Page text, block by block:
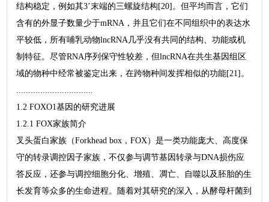
结构稳定，例如其3’末端的三螺旋结构[20]。但平均而言，它们
含有的外显子数量少于mRNA，并且它们在不同组织中的表达水
平较低，所有哺乳动物lncRNA几乎没有共同的结构、功能或机
制特征。尽管RNA序列保守性较差，但lncRNA在共生基因组区
域的物种中经常被鉴定出来，在跨物种间发挥相似的功能[21]。
1.2 FOXO1基因的研究进展
1.2.1 FOX家族简介
叉头蛋白家族（Forkhead box，FOX）是一类功能庞大、高度保
守的转录调控因子家族，不仅参与调节基因转录与DNA损伤应
答反应，还参与调控细胞分化、增殖、凋亡、自噬以及胚胎的生
长发育等众多的生命进程。随着对其研究的深入，从酵母杆菌到